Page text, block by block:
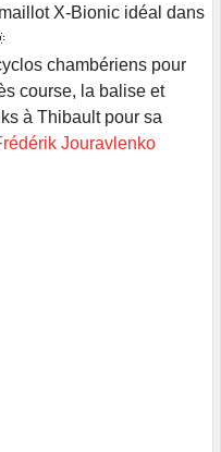
X-Bionic idéal dans
chambériens pour
course, la balise et
à Thibault pour sa
Jouravlenko